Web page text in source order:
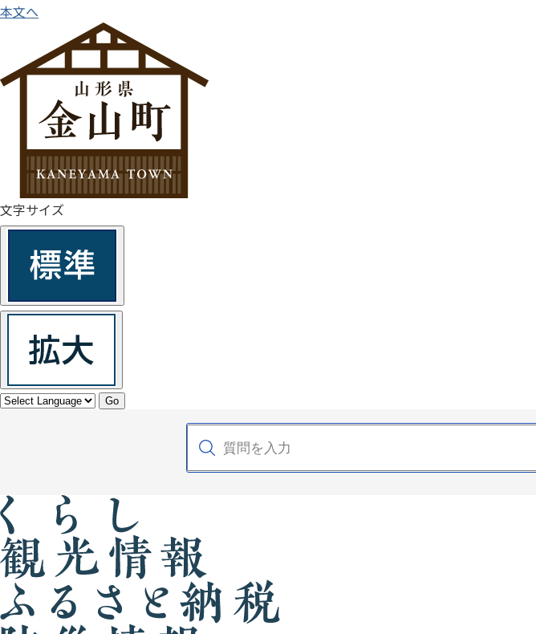
本文へ
文字サイズ
Go